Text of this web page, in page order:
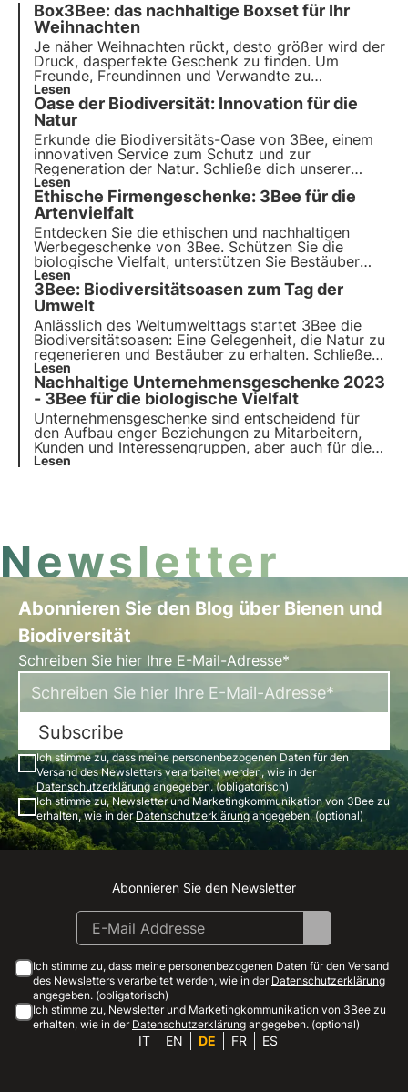
Box3Bee: das nachhaltige Boxset für Ihr
Weihnachten
Je näher Weihnachten rückt, desto größer wird der
Druck, dasperfekte Geschenk zu finden. Um
Freunde, Freundinnen und Verwandte zu
überraschen, kommt die Box3Bee zu Hilfe. Ein
einzigartiges Boxset, das sich dank einer
besonderen Superkraft von seinen Mitstreitern
abhebt: demSchutz der Artenvielfalt .
Lesen
Oase der Biodiversität: Innovation für die
Natur
Erkunde die Biodiversitäts-Oase von 3Bee, einem
innovativen Service zum Schutz und zur
Regeneration der Natur. Schließe dich unserer
Mission an und entdecke, wie
Nachhaltigkeit zusammenkommen, um eine
grünere Zukunft für Unternehmen und den Planeten
zu schaffen.
Lesen
Ethische Firmengeschenke: 3Bee für die
Artenvielfalt
Entdecken Sie die ethischen und nachhaltigen
Werbegeschenke von 3Bee. Schützen Sie die
biologische Vielfalt, unterstützen Sie Bestäuber
und reduzieren Sie CO2-Emissionen. Verschenken
Sie technologische Bienenstöcke, Nektarbäume
und Polly House für einen grünen Fußabdruck und
sozial verantwortliches Branding.
Lesen
3Bee: Biodiversitätsoasen zum Tag der
Umwelt
Anlässlich des Weltumwelttags startet 3Bee die
Biodiversitätsoasen: Eine Gelegenheit, die Natur zu
regenerieren und Bestäuber zu erhalten. Schließen
Sie sich uns an und entdecken Sie, wie unsere
Missioninnovative Technologie und
Umweltengagementkombiniert.
Lesen
Nachhaltige Unternehmensgeschenke 2023
- 3Bee für die biologische Vielfalt
Unternehmensgeschenke sind entscheidend für
den Aufbau enger Beziehungen zu Mitarbeitern,
Kunden und Interessengruppen, aber auch für die
Vermittlung von Unternehmenswerten. Dabei spielt
Lesen
Newsletter
Abonnieren Sie den Blog über Bienen und
Biodiversität
Schreiben Sie hier Ihre E-Mail-Adresse*
Subscribe
Ich stimme zu, dass meine personenbezogenen Daten für den
Versand des Newsletters verarbeitet werden, wie in der
Datenschutzerklärungangegeben. (obligatorisch)
Ich stimme zu, Newsletter und Marketingkommunikation von 3Bee zu
erhalten, wie in derDatenschutzerklärungangegeben. (optional)
Instagram
Facebook
Linkedin
Youtube
Abonnieren Sie den Newsletter
Ich stimme zu, dass meine personenbezogenen Daten für den Versand
des Newsletters verarbeitet werden, wie in der Datenschutzerklärung
angegeben. (obligatorisch)
Ich stimme zu, Newsletter und Marketingkommunikation von 3Bee zu
erhalten, wie in der Datenschutzerklärung angegeben. (optional)
IT EN DE FR ES